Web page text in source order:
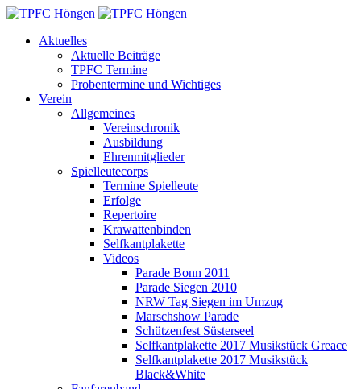
Aktuelles
Aktuelle Beiträge
TPFC Termine
Probentermine und Wichtiges
Verein
Allgemeines
Vereinschronik
Ausbildung
Ehrenmitglieder
Spielleutecorps
Termine Spielleute
Erfolge
Repertoire
Krawattenbinden
Selfkantplakette
Videos
Parade Bonn 2011
Parade Siegen 2010
NRW Tag Siegen im Umzug
Marschshow Parade
Schützenfest Süsterseel
Selfkantplakette 2017 Musikstück Greace
Selfkantplakette 2017 Musikstück
Black&White